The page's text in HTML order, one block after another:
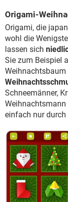
Origami-
Origami, die
wohl die
lassen sich
Sie zum Beispiel
Weihnachtsbaum
Schneemänner,
Weihnachtsmann
einfach nur